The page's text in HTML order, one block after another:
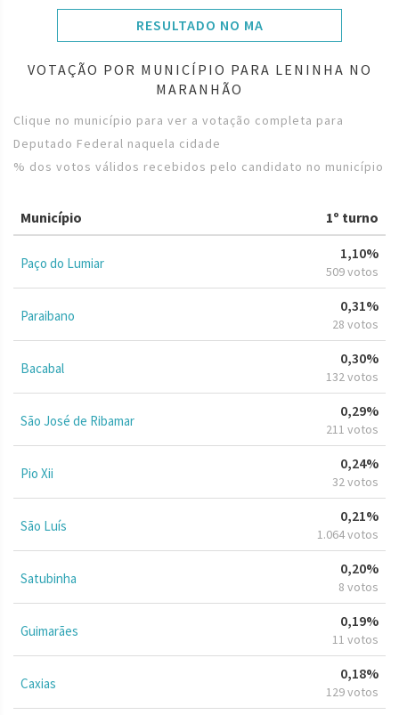
RESULTADO NO MA
VOTAÇÃO POR MUNICÍPIO PARA LENINHA NO
MARANHÃO
Clique no município para ver a votação completa para
Deputado Federal naquela cidade
% dos votos válidos recebidos pelo candidato no município
Município 1º turno
Paço do Lumiar
1,10%
509 votos
Paraibano
0,31%
28 votos
Bacabal
0,30%
132 votos
São José de Ribamar
0,29%
211 votos
Pio Xii
0,24%
32 votos
São Luís
0,21%
1.064 votos
Satubinha
0,20%
8 votos
Guimarães
0,19%
11 votos
Caxias
0,18%
129 votos